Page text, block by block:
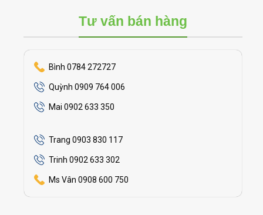
Tư vấn bán hàng
Bình 0784 272727
Quỳnh 0909 764 006
Mai 0902 633 350
Trang 0903 830 117
Trinh 0902 633 302
Ms Vân 0908 600 750